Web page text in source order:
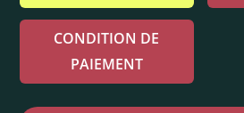
CONDITION DE
PAIEMENT